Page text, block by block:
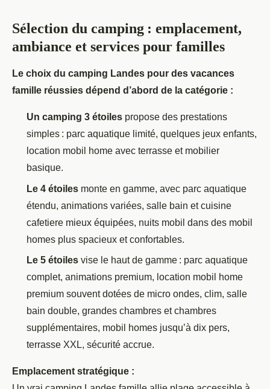
Sélection du camping : emplacement,
ambiance et services pour familles
Le choix du camping Landes pour des vacances
famille réussies dépend d’abord de la catégorie :
Un camping 3 étoiles propose des prestations
simples : parc aquatique limité, quelques jeux enfants,
location mobil home avec terrasse et mobilier
basique.
Le 4 étoiles monte en gamme, avec parc aquatique
étendu, animations variées, salle bain et cuisine
cafetiere mieux équipées, nuits mobil dans des mobil
homes plus spacieux et confortables.
Le 5 étoiles vise le haut de gamme : parc aquatique
complet, animations premium, location mobil home
premium souvent dotées de micro ondes, clim, salle
bain double, grandes chambres et chambres
supplémentaires, mobil homes jusqu’à dix pers,
terrasse XXL, sécurité accrue.
Emplacement stratégique :